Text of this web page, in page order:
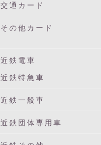
交通カード
その他カード
近鉄電車
近鉄特急車
近鉄一般車
近鉄団体専用車